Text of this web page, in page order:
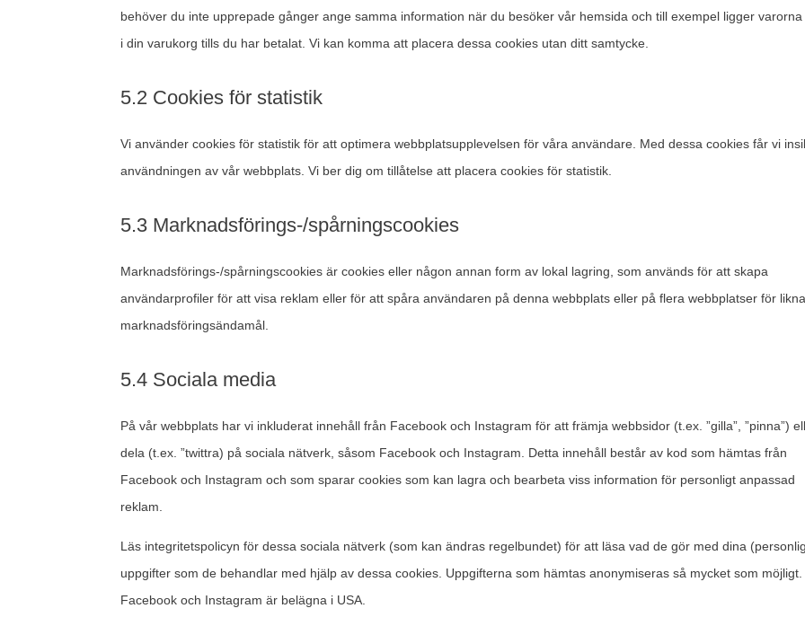
behöver du inte upprepade gånger ange samma information när du besöker vår hemsida och till exempel ligger varorna
i din varukorg tills du har betalat. Vi kan komma att placera dessa cookies utan ditt samtycke.
5.2 Cookies för statistik
Vi använder cookies för statistik för att optimera webbplatsupplevelsen för våra användare. Med dessa cookies får vi
användningen av vår webbplats. Vi ber dig om tillåtelse att placera cookies för statistik.
5.3 Marknadsförings-/spårningscookies
Marknadsförings-/spårningscookies är cookies eller någon annan form av lokal lagring, som används för att skapa
användarprofiler för att visa reklam eller för att spåra användaren på denna webbplats eller på flera webbplatser för
marknadsföringsändamål.
5.4 Sociala media
På vår webbplats har vi inkluderat innehåll från Facebook och Instagram för att främja webbsidor (t.ex. ”gilla”, ”pinna”)
dela (t.ex. ”twittra) på sociala nätverk, såsom Facebook och Instagram. Detta innehåll består av kod som hämtas från
Facebook och Instagram och som sparar cookies som kan lagra och bearbeta viss information för personligt anpassad
reklam.
Läs integritetspolicyn för dessa sociala nätverk (som kan ändras regelbundet) för att läsa vad de gör med dina
uppgifter som de behandlar med hjälp av dessa cookies. Uppgifterna som hämtas anonymiseras så mycket som möjligt.
Facebook och Instagram är belägna i USA.